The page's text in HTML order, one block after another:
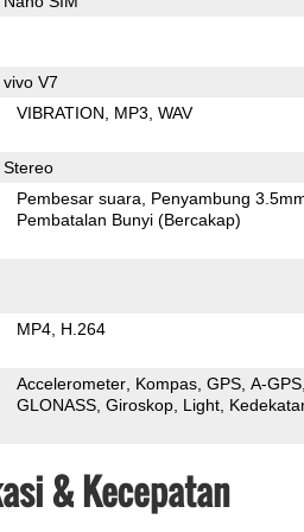
vivo V7
VIBRATION MP3 WAV
Stereo
Pembesar suara
Penyambung
Pembatalan Bunyi (Bercakap)
MP4 H.264
Accelerometer Kompas GPS A-GPS
GLONASS Giroskop Light
& Kecepatan